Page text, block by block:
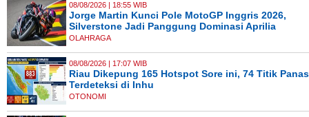
08/08/2026 | 18:55 WIB
Jorge Martin Kunci Pole MotoGP Inggris 2026,
Silverstone Jadi Panggung Dominasi Aprilia
OLAHRAGA
08/08/2026 | 17:07 WIB
Riau Dikepung 165 Hotspot Sore ini, 74 Titik Panas
Terdeteksi di Inhu
OTONOMI